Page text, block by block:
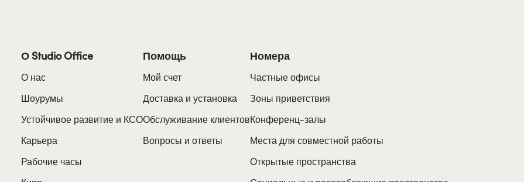
О Studio Office
О нас
Шоурумы
Устойчивое развитие и КСО
Карьера
Рабочие часы
Помощь
Мой счет
Доставка и установка
Обслуживание клиентов
Вопросы и ответы
Номера
Частные офисы
Зоны приветствия
Конференц-залы
Места для совместной работы
Открытые пространства